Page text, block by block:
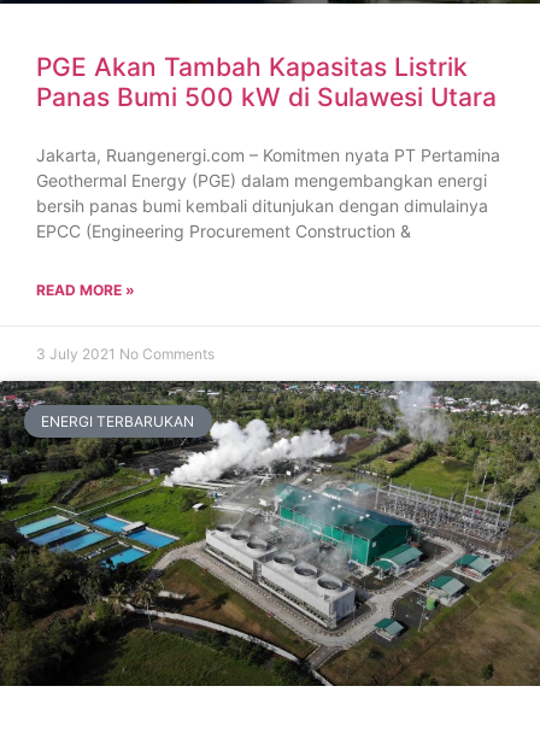
PGE Akan Tambah Kapasitas Listrik
Panas Bumi 500 kW di Sulawesi Utara
Jakarta, Ruangenergi.com – Komitmen nyata PT Pertamina
Geothermal Energy (PGE) dalam mengembangkan energi
bersih panas bumi kembali ditunjukan dengan dimulainya
EPCC (Engineering Procurement Construction &
READ MORE »
3 July 2021 No Comments
ENERGI TERBARUKAN